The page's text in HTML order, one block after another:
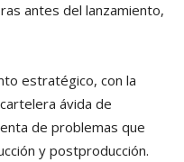
antes del lanzamiento,
estratégico, con la
ávida de
de problemas que
y postproducción.